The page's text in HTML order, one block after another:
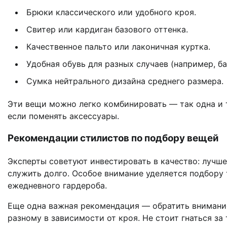
Брюки классического или удобного кроя.
Свитер или кардиган базового оттенка.
Качественное пальто или лаконичная куртка.
Удобная обувь для разных случаев (например,
Сумка нейтрального дизайна среднего размера.
Эти вещи можно легко комбинировать — так одна
если поменять аксессуары.
Рекомендации стилистов по подбору вещей
Эксперты советуют инвестировать в качество:
служить долго. Особое внимание уделяется
ежедневного гардероба.
Еще одна важная рекомендация — обратить
разному в зависимости от кроя. Не стоит гнаться